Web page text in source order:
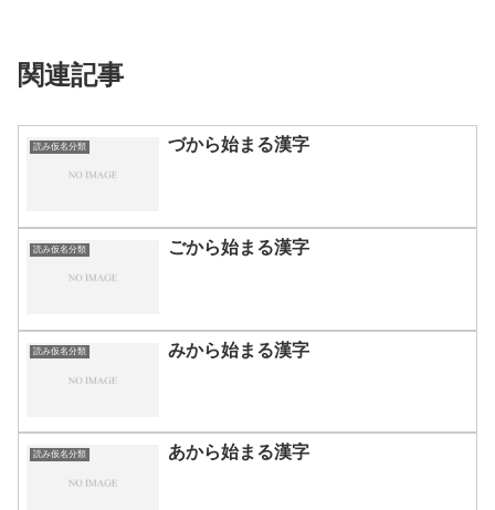
関連記事
読み仮名分類 づから始まる漢字
読み仮名分類 ごから始まる漢字
読み仮名分類 みから始まる漢字
読み仮名分類 あから始まる漢字